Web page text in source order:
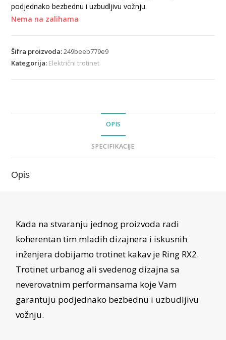
podjednako bezbednu i uzbudljivu vožnju.
Nema na zalihama
Šifra proizvoda:249beeb779e9
Kategorija: Električni trotinet
OPIS
SPECIFIKACIJE
Opis
Kada na stvaranju jednog proizvoda radi
koherentan tim mladih dizajnera i iskusnih
inženjera dobijamo trotinet kakav je Ring RX2.
Trotinet urbanog ali svedenog dizajna sa
neverovatnim performansama koje Vam
garantuju podjednako bezbednu i uzbudljivu
vožnju.